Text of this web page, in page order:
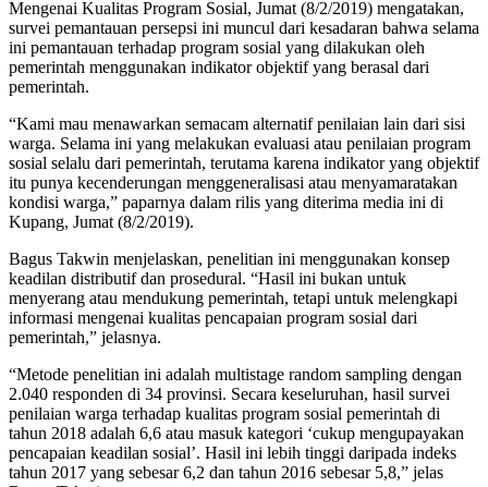
Mengenai Kualitas Program Sosial, Jumat (8/2/2019) mengatakan,
survei pemantauan persepsi ini muncul dari kesadaran bahwa selama
ini pemantauan terhadap program sosial yang dilakukan oleh
pemerintah menggunakan indikator objektif yang berasal dari
pemerintah.
“Kami mau menawarkan semacam alternatif penilaian lain dari sisi
warga. Selama ini yang melakukan evaluasi atau penilaian program
sosial selalu dari pemerintah, terutama karena indikator yang objektif
itu punya kecenderungan menggeneralisasi atau menyamaratakan
kondisi warga,” paparnya dalam rilis yang diterima media ini di
Kupang, Jumat (8/2/2019).
Bagus Takwin menjelaskan, penelitian ini menggunakan konsep
keadilan distributif dan prosedural. “Hasil ini bukan untuk
menyerang atau mendukung pemerintah, tetapi untuk melengkapi
informasi mengenai kualitas pencapaian program sosial dari
pemerintah,” jelasnya.
“Metode penelitian ini adalah multistage random sampling dengan
2.040 responden di 34 provinsi. Secara keseluruhan, hasil survei
penilaian warga terhadap kualitas program sosial pemerintah di
tahun 2018 adalah 6,6 atau masuk kategori ‘cukup mengupayakan
pencapaian keadilan sosial’. Hasil ini lebih tinggi daripada indeks
tahun 2017 yang sebesar 6,2 dan tahun 2016 sebesar 5,8,” jelas